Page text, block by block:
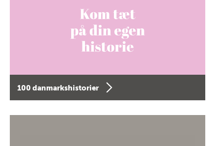
100 danmarkshistorier